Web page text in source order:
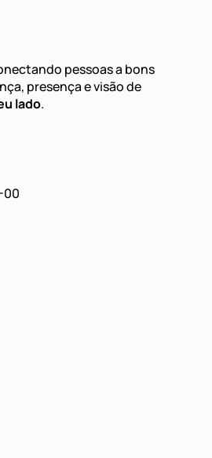
pessoas a bons
presença e visão de
lado.
00